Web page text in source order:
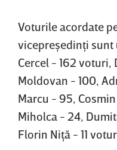
Voturile acordate
vicepreşedinţi sunt
Cercel - 162 voturi,
Moldovan - 100,
Marcu - 95,
Miholca - 24,
Florin Niţă - 11